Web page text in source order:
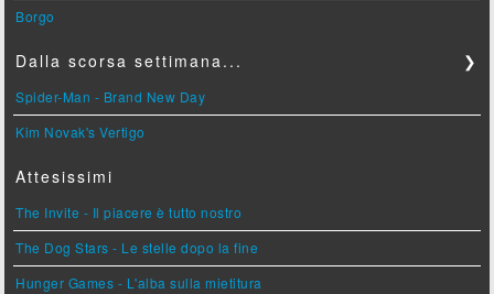
Borgo
Dalla scorsa settimana... ❯
Spider-Man - Brand New Day
Kim Novak's Vertigo
Attesissimi
The Invite - Il piacere è tutto nostro
The Dog Stars - Le stelle dopo la fine
Hunger Games - L'alba sulla mietitura